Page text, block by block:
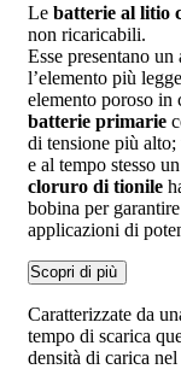
Le batterie al litio
non ricaricabili.
Esse presentano
l’elemento più
elemento poroso
batterie primarie
di tensione più
e al tempo stesso
cloruro di tionile
bobina per
applicazioni di
Scopri di più
Caratterizzate da
tempo di scarica
densità di carica